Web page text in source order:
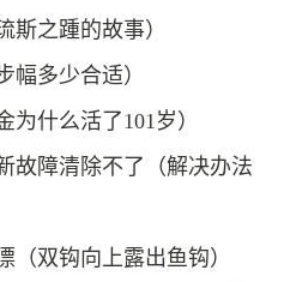
斯之踵的故事）
幅多少合适）
什么活了101岁）
故障清除不了（解决办法
（双钩向上露出鱼钩）